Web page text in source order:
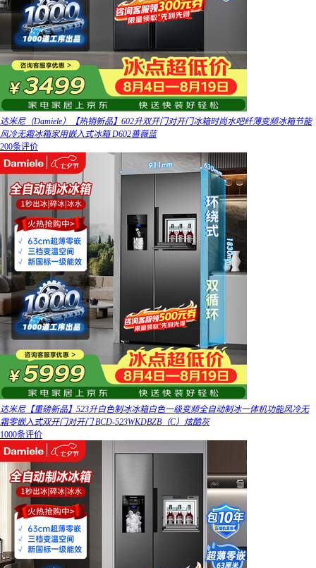
达米尼（Damiele）【热销新品】602升双开门对开门冰箱时尚水吧纤薄变频冰箱节能
风冷无霜冰箱家用嵌入式冰箱 D602蔷薇蓝
200条评价
达米尼【重磅新品】523升白色制冰冰箱白色一级变频全自动制冰一体机功能风冷无
霜零嵌入式双开门对开门 BCD-523WKDBZB（C）炫酷灰
1000条评价